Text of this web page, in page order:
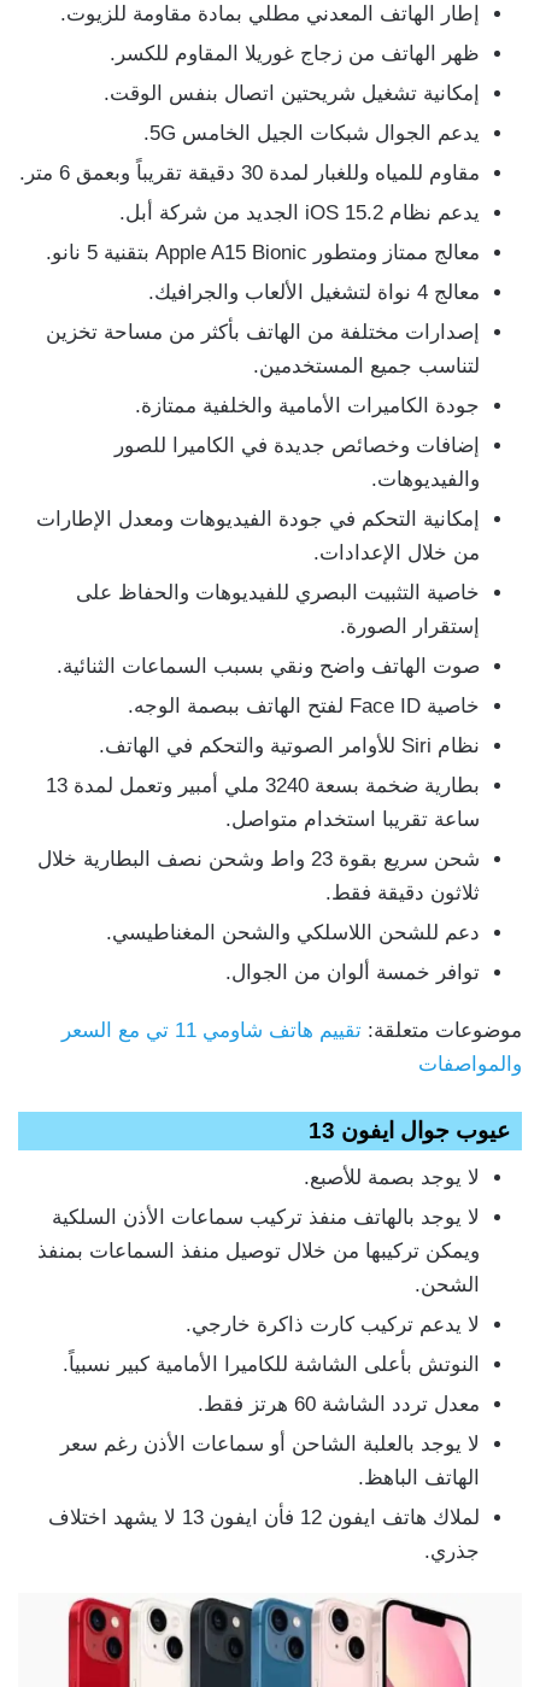
إطار الهاتف المعدني مطلي بمادة مقاومة للزيوت.
ظهر الهاتف من زجاج غوريلا المقاوم للكسر.
إمكانية تشغيل شريحتين اتصال بنفس الوقت.
يدعم الجوال شبكات الجيل الخامس 5G.
مقاوم للمياه وللغبار لمدة 30 دقيقة تقريباً وبعمق 6 متر.
يدعم نظام iOS 15.2 الجديد من شركة أبل.
معالج ممتاز ومتطور Apple A15 Bionic بتقنية 5 نانو.
معالج 4 نواة لتشغيل الألعاب والجرافيك.
إصدارات مختلفة من الهاتف بأكثر من مساحة تخزين
لتناسب جميع المستخدمين.
جودة الكاميرات الأمامية والخلفية ممتازة.
إضافات وخصائص جديدة في الكاميرا للصور
والفيديوهات.
إمكانية التحكم في جودة الفيديوهات ومعدل الإطارات
من خلال الإعدادات.
خاصية التثبيت البصري للفيديوهات والحفاظ على
إستقرار الصورة.
صوت الهاتف واضح ونقي بسبب السماعات الثنائية.
خاصية Face ID لفتح الهاتف ببصمة الوجه.
نظام Siri للأوامر الصوتية والتحكم في الهاتف.
بطارية ضخمة بسعة 3240 ملي أمبير وتعمل لمدة 13
ساعة تقريبا استخدام متواصل.
شحن سريع بقوة 23 واط وشحن نصف البطارية خلال
ثلاثون دقيقة فقط.
دعم للشحن اللاسلكي والشحن المغناطيسي.
توافر خمسة ألوان من الجوال.
موضوعات متعلقة:
تقييم هاتف شاومي 11 تي مع السعر
والمواصفات
عيوب جوال ايفون 13
لا يوجد بصمة للأصبع.
لا يوجد بالهاتف منفذ تركيب سماعات الأذن السلكية
ويمكن تركيبها من خلال توصيل منفذ السماعات بمنفذ
الشحن.
لا يدعم تركيب كارت ذاكرة خارجي.
النوتش بأعلى الشاشة للكاميرا الأمامية كبير نسبياً.
معدل تردد الشاشة 60 هرتز فقط.
لا يوجد بالعلبة الشاحن أو سماعات الأذن رغم سعر
الهاتف الباهظ.
لملاك هاتف ايفون 12 فأن ايفون 13 لا يشهد اختلاف
جذري.